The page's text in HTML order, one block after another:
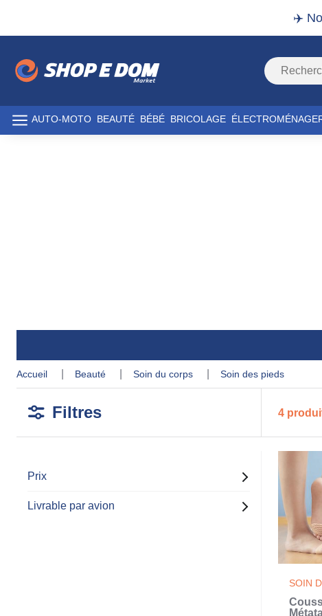
✈️
AUTO-MOTO BEAUTÉ BÉBÉ BRICOLAGE
accueil beauté soin du corps soin des pieds
Filtres 4
Prix
Livrable par avion
SOIN